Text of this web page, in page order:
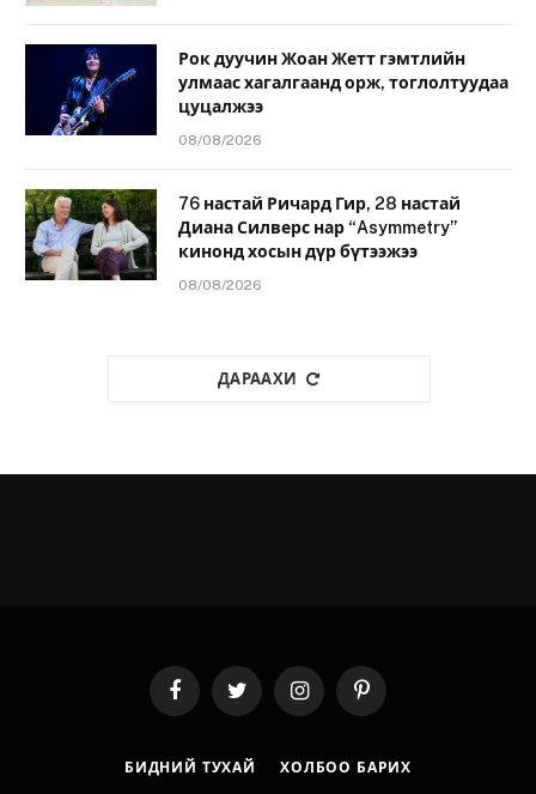
Рок дуучин Жоан Жетт гэмтлийн
улмаас хагалгаанд орж, тоглолтуудаа
цуцалжээ
08/08/2026
76 настай Ричард Гир, 28 настай
Диана Силверс нар “Asymmetry”
кинонд хосын дүр бүтээжээ
08/08/2026
ДАРААХИ
FacebookTwitter InstagramPinterest
БИДНИЙ ТУХАЙ ХОЛБОО БАРИХ